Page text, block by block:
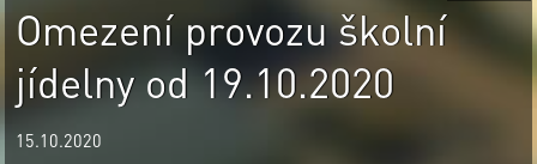
Omezení provozu školní
jídelny od 19.10.2020
15.10.2020